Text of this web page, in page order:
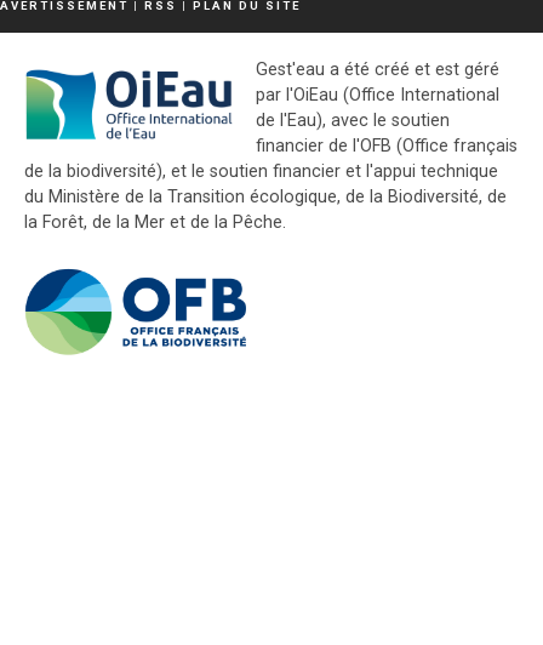
AVERTISSEMENT | RSS | PLAN DU SITE
Gest'eau a été créé et est géré
par l'OiEau (Office International
de l'Eau), avec le soutien
financier de l'OFB (Office français
de la biodiversité), et le soutien financier et l'appui technique
du Ministère de la Transition écologique, de la Biodiversité, de
la Forêt, de la Mer et de la Pêche.